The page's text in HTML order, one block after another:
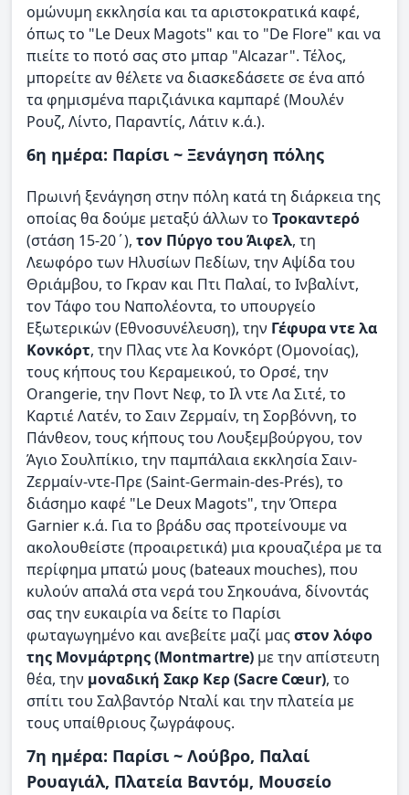
ομώνυμη εκκλησία και τα αριστοκρατικά καφέ,
όπως το "Le Deux Magots" και το "De Flore" και να
πιείτε το ποτό σας στο μπαρ "Alcazar". Τέλος,
μπορείτε αν θέλετε να διασκεδάσετε σε ένα από
τα φημισμένα παριζιάνικα καμπαρέ (Μουλέν
Ρουζ, Λίντο, Παραντίς, Λάτιν κ.ά.).
6η ημέρα: Παρίσι ~ Ξενάγηση πόλης
Πρωινή ξενάγηση στην πόλη κατά τη διάρκεια της
οποίας θα δούμε μεταξύ άλλων το Τροκαντερό
(στάση 15-20΄), τον Πύργο του Άιφελ, τη
Λεωφόρο των Ηλυσίων Πεδίων, την Αψίδα του
Θριάμβου, το Γκραν και Πτι Παλαί, το Ινβαλίντ,
τον Τάφο του Ναπολέοντα, το υπουργείο
Εξωτερικών (Εθνοσυνέλευση), την Γέφυρα ντε λα
Κονκόρτ, την Πλας ντε λα Κονκόρτ (Ομονοίας),
τους κήπους του Κεραμεικού, το Ορσέ, την
Orangerie, την Ποντ Νεφ, το Ιλ ντε Λα Σιτέ, το
Καρτιέ Λατέν, το Σαιν Ζερμαίν, τη Σορβόννη, το
Πάνθεον, τους κήπους του Λουξεμβούργου, τον
Άγιο Σουλπίκιο, την παμπάλαια εκκλησία Σαιν-
Ζερμαίν-ντε-Πρε (Saint-Germain-des-Prés), το
διάσημο καφέ "Le Deux Magots", την Όπερα
Garnier κ.ά. Για το βράδυ σας προτείνουμε να
ακολουθείστε (προαιρετικά) μια κρουαζιέρα με τα
περίφημα μπατώ μους (bateaux mouches), που
κυλούν απαλά στα νερά του Σηκουάνα, δίνοντάς
σας την ευκαιρία να δείτε το Παρίσι
φωταγωγημένο και ανεβείτε μαζί μαςστον λόφο
της Μονμάρτρης (Montmartre) με την απίστευτη
θέα, την μοναδική Σακρ Κερ (Sacre Cœur), το
σπίτι του Σαλβαντόρ Νταλί και την πλατεία με
τους υπαίθριους ζωγράφους.
7η ημέρα: Παρίσι ~ Λούβρο, Παλαί
Ρουαγιάλ, Πλατεία Βαντόμ, Μουσείο